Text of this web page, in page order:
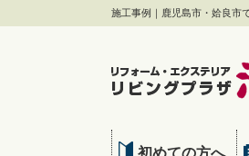
施工事例｜鹿児島市・姶良市
初めての方へ